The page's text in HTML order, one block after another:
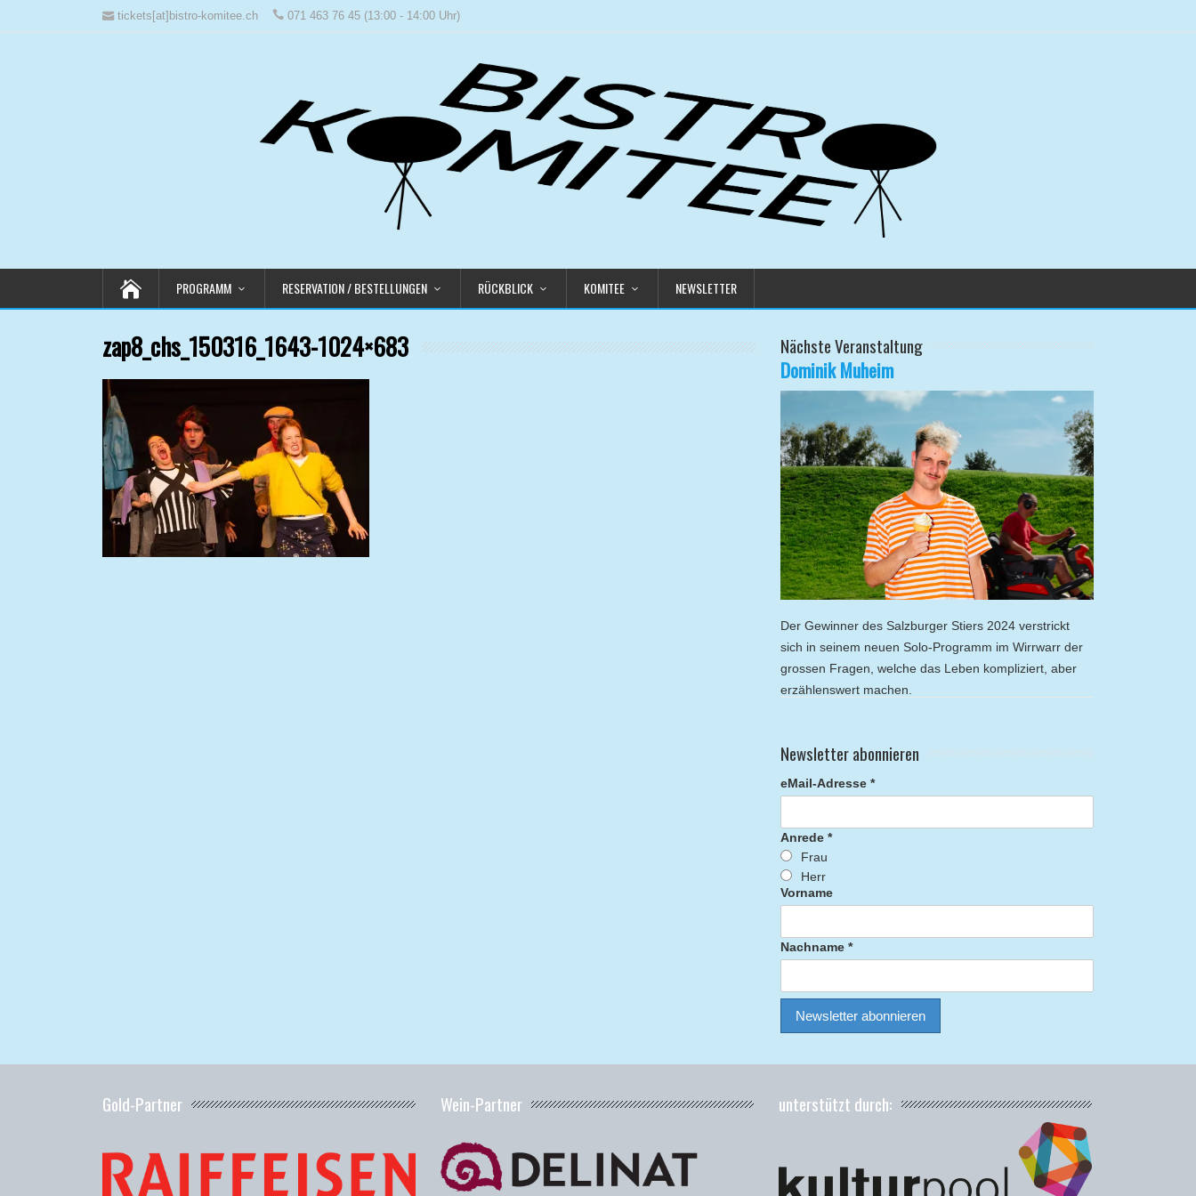
tickets[at]bistro-komitee.ch 071 463 76 45 (13:00 - 14:00 Uhr)
PROGRAMM RESERVATION / BESTELLUNGEN RÜCKBLICK KOMITEE NEWSLETTER
zap8_chs_150316_1643-1024×683 Nächste Veranstaltung
Dominik Muheim
Der Gewinner des Salzburger Stiers 2024 verstrickt
sich in seinem neuen Solo-Programm im Wirrwarr der
grossen Fragen, welche das Leben kompliziert, aber
erzählenswert machen.
Newsletter abonnieren
eMail-Adresse *
Anrede *
Frau
Herr
Vorname
Nachname *
Gold-Partner Wein-Partner unterstützt durch: